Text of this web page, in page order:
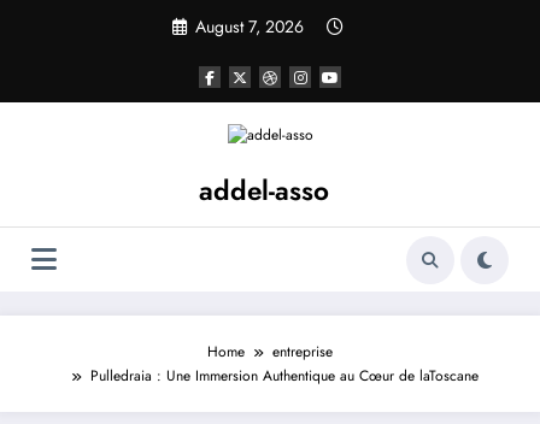
August 7, 2026
addel-asso
Home
entreprise
Pulledraia : Une Immersion Authentique au Cœur de laToscane